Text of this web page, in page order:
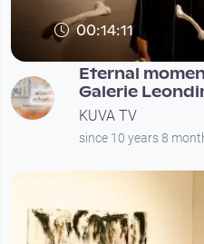
00:14:11
Eternal
Galerie
KUVA TV
since 10 years 8